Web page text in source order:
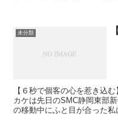
未分類
【６秒で個客の心を惹き込
カケは先日のSMC静岡東部
の移動中にふと目が合った私